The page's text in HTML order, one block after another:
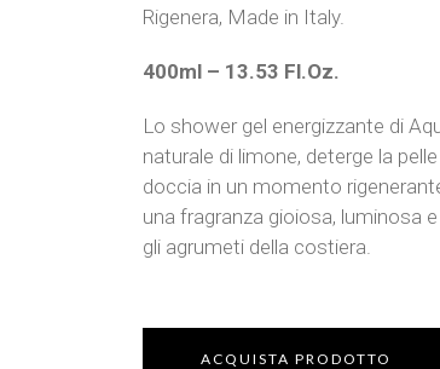
Rigenera, Made in Italy.
400ml – 13.53 Fl.Oz.
Lo shower gel energizzante di
naturale di limone, deterge la
doccia in un momento
una fragranza gioiosa, luminosa
gli agrumeti della costiera.
ACQUISTA PRODOTTO